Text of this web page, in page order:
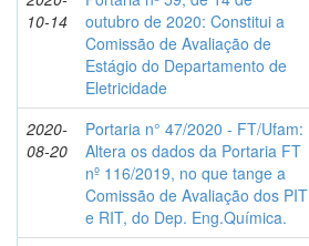
10-14
outubro de 2020: Constitui a
Comissão de Avaliação de
Estágio do Departamento de
Eletricidade
2020-
08-20
Portaria n° 47/2020 - FT/Ufam:
Altera os dados da Portaria FT
nº 116/2019, no que tange a
Comissão de Avaliação dos PIT
e RIT, do Dep. Eng.Química.